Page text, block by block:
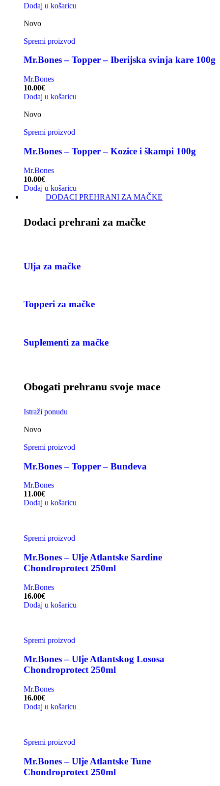
Dodaj u košaricu
Novo
Spremi proizvod
Mr.Bones – Topper – Iberijska svinja kare 100g
Mr.Bones
10.00€
Dodaj u košaricu
Novo
Spremi proizvod
Mr.Bones – Topper – Kozice i škampi 100g
Mr.Bones
10.00€
Dodaj u košaricu
DODACI PREHRANI ZA MAČKE
Dodaci prehrani za mačke
Ulja za mačke
Topperi za mačke
Suplementi za mačke
Obogati prehranu svoje mace
Istraži ponudu
Novo
Spremi proizvod
Mr.Bones – Topper – Bundeva
Mr.Bones
11.00€
Dodaj u košaricu
Spremi proizvod
Mr.Bones – Ulje Atlantske Sardine
Chondroprotect 250ml
Mr.Bones
16.00€
Dodaj u košaricu
Spremi proizvod
Mr.Bones – Ulje Atlantskog Lososa
Chondroprotect 250ml
Mr.Bones
16.00€
Dodaj u košaricu
Spremi proizvod
Mr.Bones – Ulje Atlantske Tune
Chondroprotect 250ml